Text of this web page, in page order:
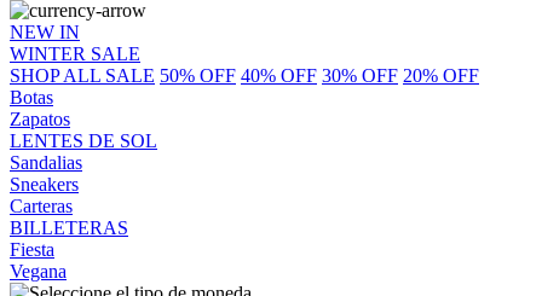
NEW IN
WINTER SALE
SHOP ALL SALE 50% OFF 40% OFF 30% OFF 20% OFF
Botas
Zapatos
LENTES DE SOL
Sandalias
Sneakers
Carteras
BILLETERAS
Fiesta
Vegana